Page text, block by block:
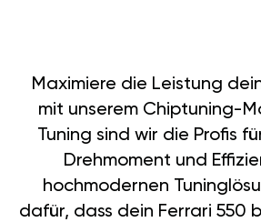
Maximiere die Leistung
mit unserem Chiptuning-
Tuning sind wir die Profis
Drehmoment und
hochmodernen
dafür, dass dein Ferrari 550